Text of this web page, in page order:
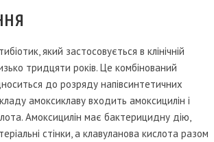
який застосовується в клінічній
тридцяти років. Це комбінований
до розряду напівсинтетичних
амоксиклаву входить амоксицилін і
Амоксицилін має бактерицидну дію,
стінки, а клавуланова кислота разом